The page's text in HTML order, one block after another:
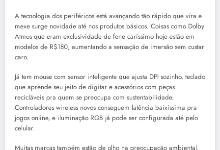
A tecnologia dos periféricos está avançando tão rápido que vira e
mexe surge novidade até nos produtos básicos. Coisas como Dolby
Atmos que eram exclusividade de fone caríssimo hoje estão em
modelos de R$180, aumentando a sensação de imersão sem custar
caro.
Já tem mouse com sensor inteligente que ajusta DPI sozinho, teclado
que aprende seu jeito de digitar e acessórios com peças
recicláveis pra quem se preocupa com sustentabilidade.
Controladores wireless novos conseguem latência baixíssima pra
jogos online, e iluminação RGB já pode ser configurada até pelo
celular.
Muitas marcas também estão de olho na preocupação ambiental.